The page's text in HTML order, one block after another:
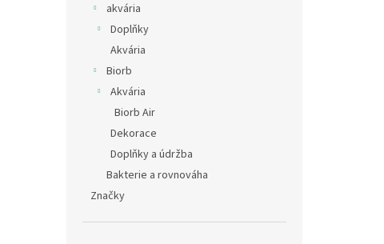
akvária
Doplňky
Akvária
Biorb
Akvária
Biorb Air
Dekorace
Doplňky a údržba
Bakterie a rovnováha
Značky